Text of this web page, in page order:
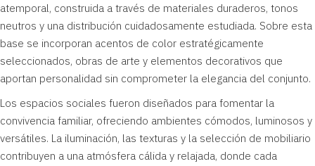
atemporal, construida a través de materiales duraderos, tonos
neutros y una distribución cuidadosamente estudiada. Sobre esta
base se incorporan acentos de color estratégicamente
seleccionados, obras de arte y elementos decorativos que
aportan personalidad sin comprometer la elegancia del conjunto.
Los espacios sociales fueron diseñados para fomentar la
convivencia familiar, ofreciendo ambientes cómodos, luminosos y
versátiles. La iluminación, las texturas y la selección de mobiliario
contribuyen a una atmósfera cálida y relajada, donde cada